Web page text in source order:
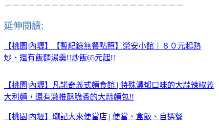
－－－－－－－－－－－－－－－－－－－－－－－
延伸閱讀:
【桃園|內壢】【暫紀錄無餐點照】榮安小館｜８０元起熱
炒、還有飯麵湯羹!!炒飯65元起!!
【桃園|內壢】凡諾奇義式麵食館 | 特殊濃郁口味的大蒜辣椒義
大利麵，還有激推酥脆香的大蒜麵包!!
【桃園|內壢】瓏記大來便當店 | 便當、盒飯、自選餐